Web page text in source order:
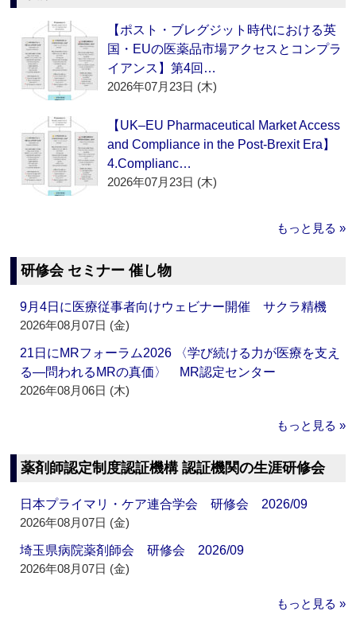
【ポスト・ブレグジット時代における英
国・EUの医薬品市場アクセスとコンプラ
イアンス】第4回…
2026年07月23日 (木)
【UK–EU Pharmaceutical Market Access
and Compliance in the Post-Brexit Era】
4.Complianc…
2026年07月23日 (木)
もっと見る »
研修会 セミナー 催し物
9月4日に医療従事者向けウェビナー開催 サクラ精機
2026年08月07日 (金)
21日にMRフォーラム2026 〈学び続ける力が医療を支え
る―問われるMRの真価〉 MR認定センター
2026年08月06日 (木)
もっと見る »
薬剤師認定制度認証機構 認証機関の生涯研修会
日本プライマリ・ケア連合学会 研修会 2026/09
2026年08月07日 (金)
埼玉県病院薬剤師会 研修会 2026/09
2026年08月07日 (金)
もっと見る »